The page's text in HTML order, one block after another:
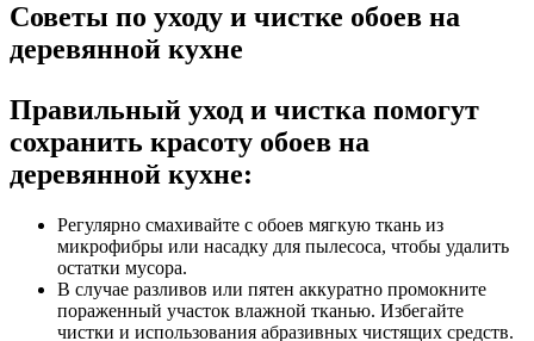
Советы по уходу и чистке обоев на
деревянной кухне
Правильный уход и чистка помогут
сохранить красоту обоев на
деревянной кухне:
Регулярно смахивайте с обоев мягкую ткань из
микрофибры или насадку для пылесоса, чтобы удалить
остатки мусора.
В случае разливов или пятен аккуратно промокните
пораженный участок влажной тканью. Избегайте
чистки и использования абразивных чистящих средств.